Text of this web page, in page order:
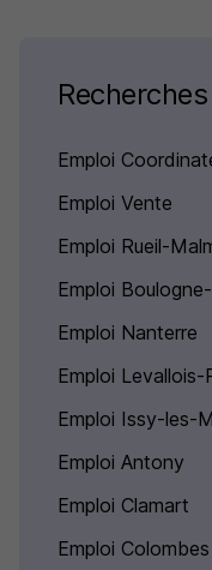
Emploi
Emploi Vente
Emploi Rueil-
Emploi
Emploi Nanterre
Emploi Levallois-
Emploi Issy-les-
Emploi Antony
Emploi Clamart
Emploi Colombes